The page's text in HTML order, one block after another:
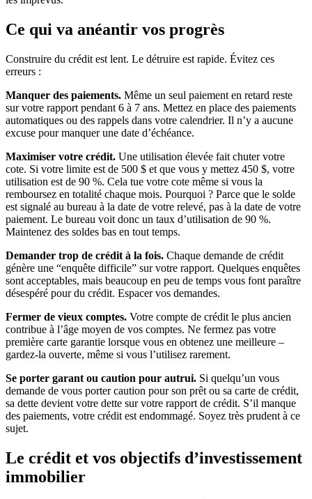
Ce qui va anéantir vos progrès
Construire du crédit est lent. Le détruire est rapide. Évitez ces
erreurs :
Manquer des paiements. Même un seul paiement en retard reste
sur votre rapport pendant 6 à 7 ans. Mettez en place des paiements
automatiques ou des rappels dans votre calendrier. Il n’y a aucune
excuse pour manquer une date d’échéance.
Maximiser votre crédit. Une utilisation élevée fait chuter votre
cote. Si votre limite est de 500 $ et que vous y mettez 450 $, votre
utilisation est de 90 %. Cela tue votre cote même si vous la
remboursez en totalité chaque mois. Pourquoi ? Parce que le solde
est signalé au bureau à la date de votre relevé, pas à la date de votre
paiement. Le bureau voit donc un taux d’utilisation de 90 %.
Maintenez des soldes bas en tout temps.
Demander trop de crédit à la fois. Chaque demande de crédit
génère une “enquête difficile” sur votre rapport. Quelques enquêtes
sont acceptables, mais beaucoup en peu de temps vous font paraître
désespéré pour du crédit. Espacer vos demandes.
Fermer de vieux comptes. Votre compte de crédit le plus ancien
contribue à l’âge moyen de vos comptes. Ne fermez pas votre
première carte garantie lorsque vous en obtenez une meilleure –
gardez-la ouverte, même si vous l’utilisez rarement.
Se porter garant ou caution pour autrui. Si quelqu’un vous
demande de vous porter caution pour son prêt ou sa carte de crédit,
sa dette devient votre dette sur votre rapport de crédit. S’il manque
des paiements, votre crédit est endommagé. Soyez très prudent à ce
sujet.
Le crédit et vos objectifs d’investissement
immobilier